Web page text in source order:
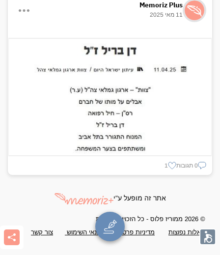
Memoriz Plus
11 מאי 2025
0 תגובות 1
אתר זה מופעל ע"י
© 2026 ממוריז פלוס - כל הזכויות שמורות
שאלות נפוצות
מדיניות פרטיות תנאי השימוש צור קשר